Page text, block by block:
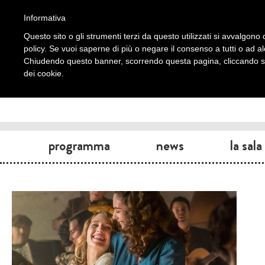
programma news la sala
Informativa
Questo sito o gli strumenti terzi da questo utilizzati si
policy. Se vuoi saperne di più o negare il consenso a tutti o ad
Chiudendo questo banner, scorrendo questa pagina, cliccando
dei cookie.